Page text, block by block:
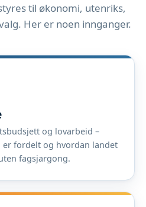
til økonomi, utenriks,
Her er noen innganger.
og lovarbeid –
fordelt og hvordan landet
fagsjargong.